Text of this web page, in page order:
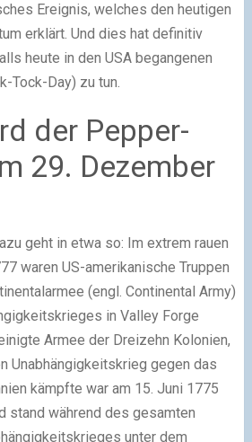
Ereignis, welches den heutigen
erklärt. Und dies hat definitiv
heute in den USA begangenen
Tock-Day) zu tun.
der Pepper-
29. Dezember
geht in etwa so: Im extrem rauen
waren US-amerikanische Truppen
(engl. Continental Army)
in Valley Forge
Armee der Dreizehn Kolonien,
Unabhängigkeitskrieg gegen das
kämpfte war am 15. Juni 1775
stand während des gesamten
unter dem